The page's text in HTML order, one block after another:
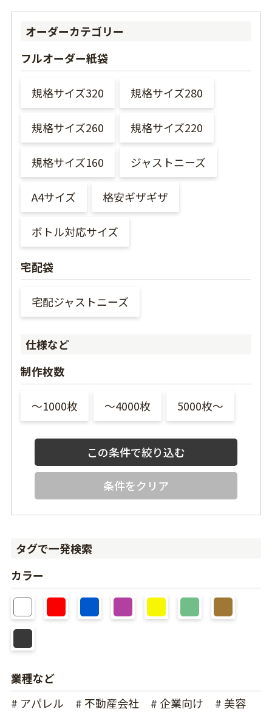
オーダーカテゴリー
フルオーダー紙袋
規格サイズ320 規格サイズ280
規格サイズ260 規格サイズ220
規格サイズ160 ジャストニーズ
A4サイズ 格安ギザギザ
ボトル対応サイズ
宅配袋
宅配ジャストニーズ
仕様など
制作枚数
〜1000枚 〜4000枚 5000枚〜
条件をクリア
タグで一発検索
カラー
業種など
# アパレル
# 不動産会社 # 企業向け
# 美容